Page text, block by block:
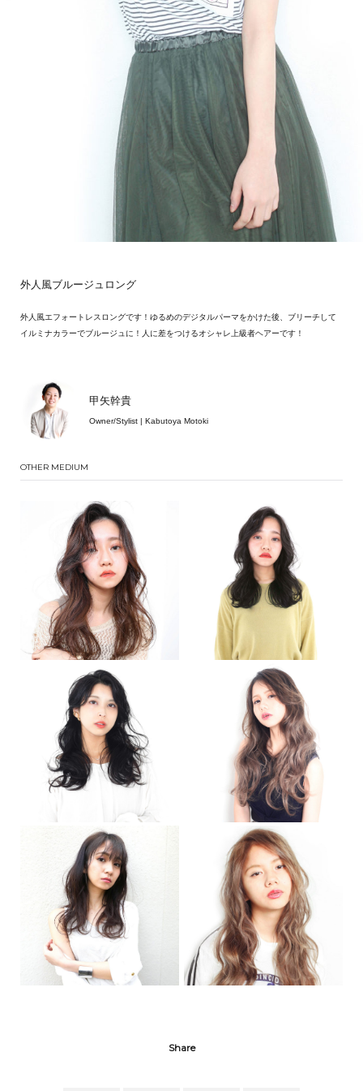
外人風ブルージュロング
外人風エフォートレスロングです！ゆるめのデジタルパーマをかけた後、ブリーチして
イルミナカラーでブルージュに！人に差をつけるオシャレ上級者ヘアーです！
甲矢幹貴
Owner/Stylist | Kabutoya Motoki
OTHER MEDIUM
Share